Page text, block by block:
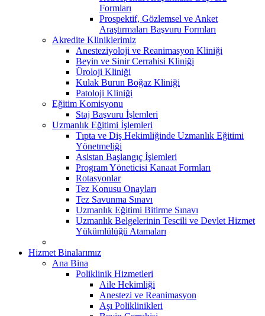
Formları
Prospektif, Gözlemsel ve Anket
Araştırmaları Başvuru Formları
Akredite Kliniklerimiz
Anesteziyoloji ve Reanimasyon Kliniği
Beyin ve Sinir Cerrahisi Kliniği
Üroloji Kliniği
Kulak Burun Boğaz Kliniği
Patoloji Kliniği
Eğitim Komisyonu
Staj Başvuru İşlemleri
Uzmanlık Eğitimi İşlemleri
Tıpta ve Diş Hekimliğinde Uzmanlık Eğitimi
Yönetmeliği
Asistan Başlangıç İşlemleri
Program Yöneticisi Kanaat Formları
Rotasyonlar
Tez Konusu Onayları
Tez Savunma Sınavı
Uzmanlık Eğitimi Bitirme Sınavı
Uzmanlık Belgelerinin Tescili ve Devlet Hizmet
Yükümlülüğü Atamaları
Hizmet Binalarımız
Ana Bina
Poliklinik Hizmetleri
Aile Hekimliği
Anestezi ve Reanimasyon
Aşı Poliklinikleri